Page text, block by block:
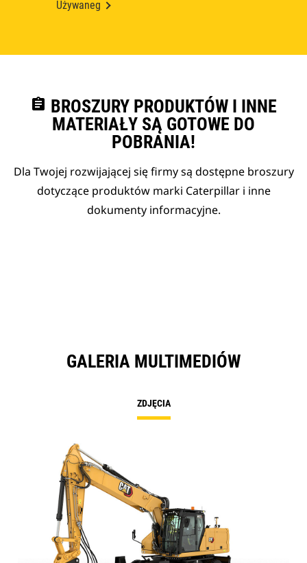
Używaneg
assignment BROSZURY PRODUKTÓW I INNE
MATERIAŁY SĄ GOTOWE DO
POBRANIA!
Dla Twojej rozwijającej się firmy są dostępne broszury
dotyczące produktów marki Caterpillar i inne
dokumenty informacyjne.
GALERIA MULTIMEDIÓW
ZDJĘCIA